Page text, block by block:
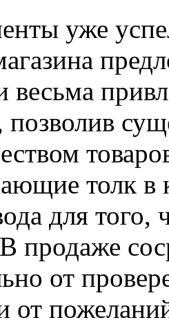
уже
весьма
толк в
для того,
продаже
от
от